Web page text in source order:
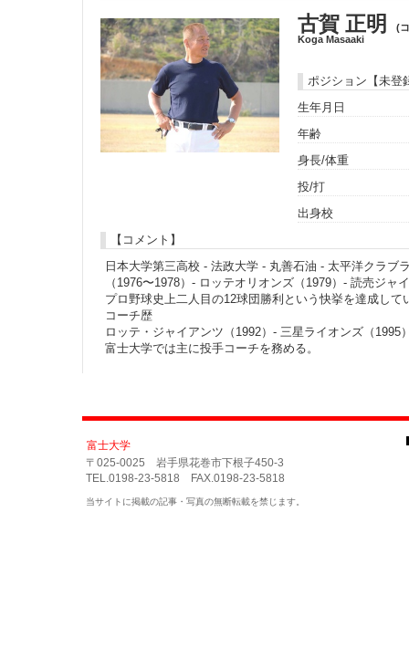
古賀 正明
(
Koga Masaaki
ポジション【未登
生年月日
年齢
身長/体重
投/打
出身校
【コメント】
日本大学第三高校 - 法政大学 - 丸善石油 - 太平洋クラブ
（1976〜1978）- ロッテオリオンズ（1979）- 読売ジ
プロ野球史上二人目の12球団勝利という快挙を達成して
コーチ歴
ロッテ・ジャイアンツ（1992）- 三星ライオンズ（1995
富士大学では主に投手コーチを務める。
富士大学
〒025-0025 岩手県花巻市下根子450-3
TEL.0198-23-5818 FAX.0198-23-5818
当サイトに掲載の記事・写真の無断転載を禁じます。